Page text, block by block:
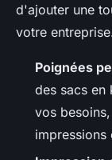
d'ajouter une
votre
Poignées
des sacs en
vos
impressions